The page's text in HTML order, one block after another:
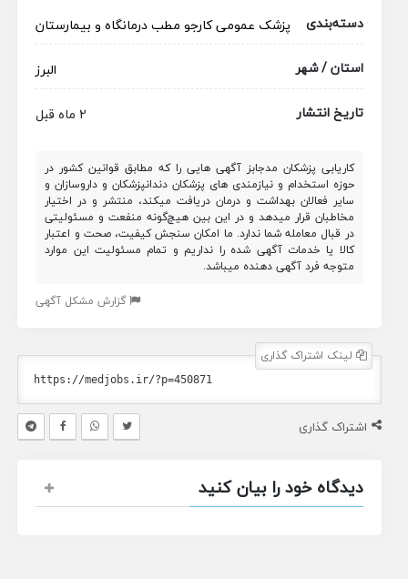
دسته‌بندی
پزشک عمومیکارجو مطبدرمانگاه و بیمارستان
استان / شهر
البرز
تاریخ انتشار
2 ماه قبل
کاریابی پزشکان مدجابز آگهی هایی را که مطابق قوانین کشور در
حوزه استخدام و نیازمندی های پزشکان دندانپزشکان و داروسازان و
سایر فعالان بهداشت و درمان دریافت میکند، منتشر و در اختیار
مخاطبان قرار میدهد و در این بین هیچ‌گونه منفعت و مسئولیتی
در قبال معامله شما ندارد. ما امکان سنجش کیفیت، صحت و اعتبار
کالا یا خدمات آگهی شده را نداریم و تمام مسئولیت این موارد
متوجه فرد آگهی دهنده میباشد.
گزارش مشکل آگهی
لینک اشتراک گذاری
اشتراک گذاری
دیدگاه خود را بیان کنید